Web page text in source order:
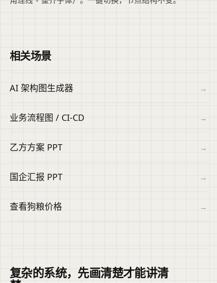
相关场景
AI 架构图生成器 →
业务流程图 / CI-CD →
乙方方案 PPT →
国企汇报 PPT →
查看狗粮价格 →
复杂的系统，先画清楚才能讲清